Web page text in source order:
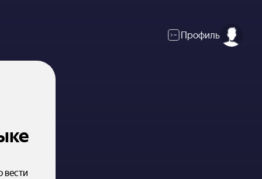
Профиль
вести